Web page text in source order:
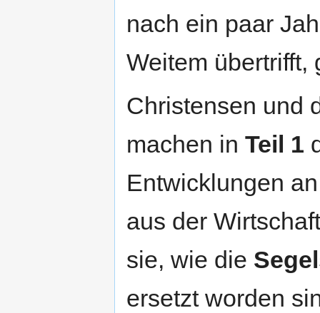
nach ein paar
Weitem übertrifft,
Christensen und
machen in Teil 1
Entwicklungen
aus der
sie, wie die
ersetzt worden